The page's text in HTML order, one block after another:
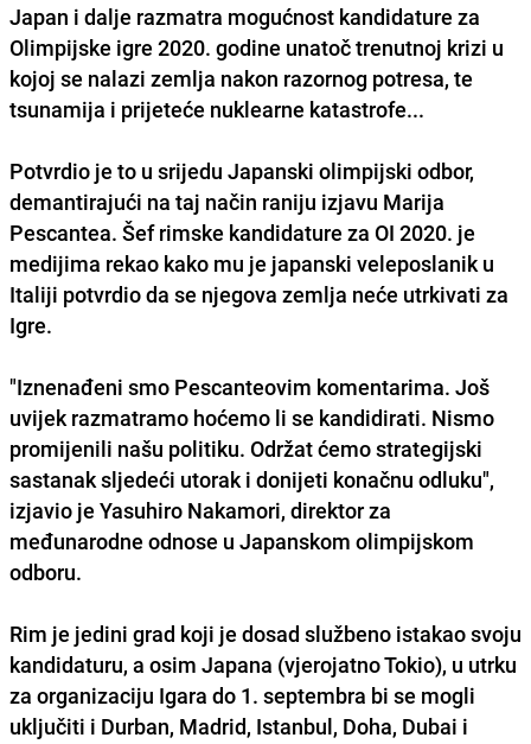
Japan i dalje razmatra mogućnost kandidature za
Olimpijske igre 2020. godine unatoč trenutnoj krizi u
kojoj se nalazi zemlja nakon razornog potresa, te
tsunamija i prijeteće nuklearne katastrofe...
Potvrdio je to u srijedu Japanski olimpijski odbor,
demantirajući na taj način raniju izjavu Marija
Pescantea. Šef rimske kandidature za OI 2020. je
medijima rekao kako mu je japanski veleposlanik u
Italiji potvrdio da se njegova zemlja neće utrkivati za
Igre.
"Iznenađeni smo Pescanteovim komentarima. Još
uvijek razmatramo hoćemo li se kandidirati. Nismo
promijenili našu politiku. Održat ćemo strategijski
sastanak sljedeći utorak i donijeti konačnu odluku",
izjavio je Yasuhiro Nakamori, direktor za
međunarodne odnose u Japanskom olimpijskom
odboru.
Rim je jedini grad koji je dosad službeno istakao svoju
kandidaturu, a osim Japana (vjerojatno Tokio), u utrku
za organizaciju Igara do 1. septembra bi se mogli
uključiti i Durban, Madrid, Istanbul, Doha, Dubai i